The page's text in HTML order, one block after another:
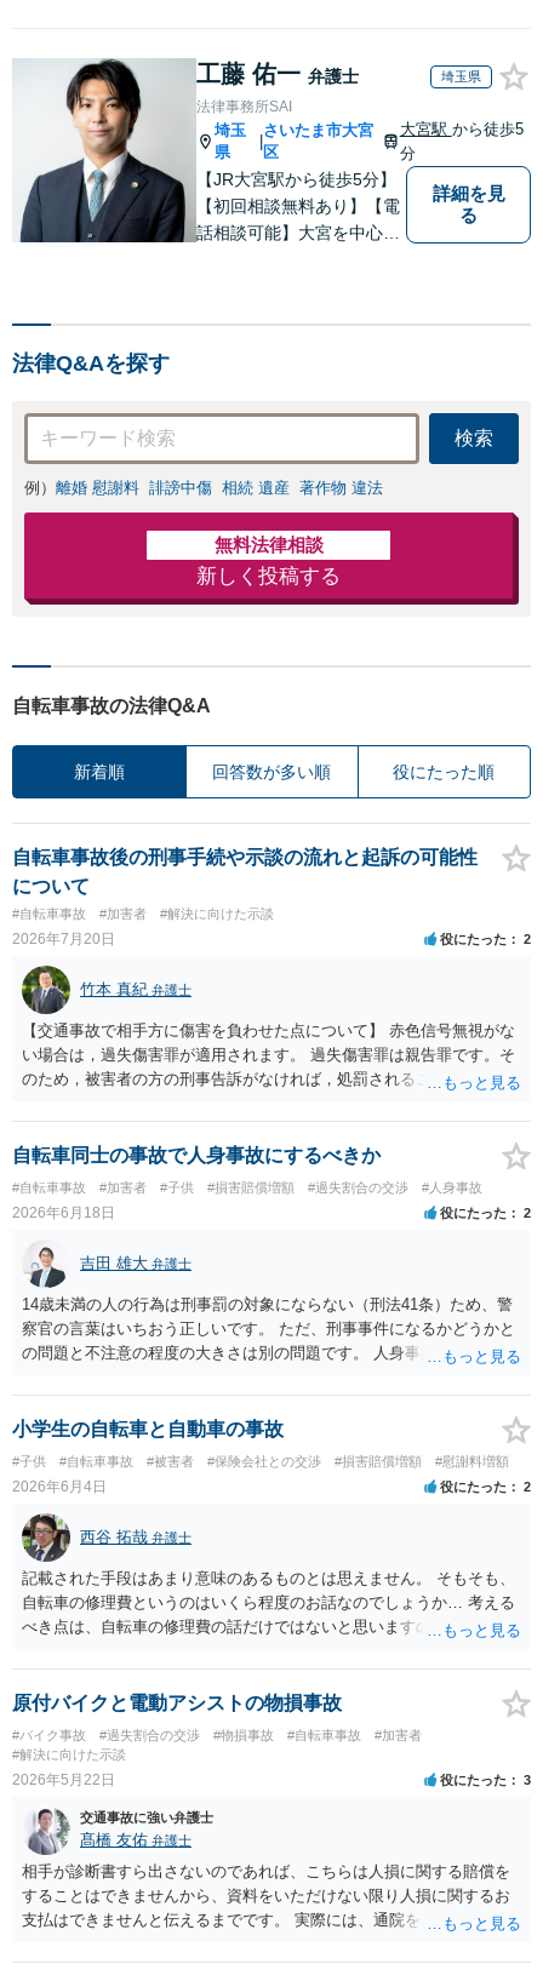
工藤 佑一 弁護士 埼玉県
法律事務所SAI
埼玉
県
さいたま市大宮
区
大宮駅 から徒歩5
分
【JR大宮駅から徒歩5分】
【初回相談無料あり】【電
話相談可能】大宮を中心
詳細を見
る
法律Q&Aを探す
検索
例） 離婚 慰謝料 誹謗中傷 相続 遺産 著作物 違法
無料法律相談
新しく投稿する
自転車事故の法律Q&A
新着順 回答数が多い順 役にたった順
自転車事故後の刑事手続や示談の流れと起訴の可能性
について
#自転車事故 #加害者 #解決に向けた示談
2026年7月20日 役にたった 2
竹本 真紀 弁護士
【交通事故で相手方に傷害を負わせた点について】 赤色信号無視がな
い場合は，過失傷害罪が適用されます。 過失傷害罪は親告罪です。そ
のため，被害者の方の刑事告訴がなければ，処罰されることはありま
あれば，示談が成立すれば告訴をすることはないと思います。 したが
いまして，被害者との示談を優先し，これにより告訴がない状態とす
れば，刑事処分を受けることはなくなります。 一方，赤色信号無視が
あった場合は，少し複雑になります。 単純に過失傷害罪と判断される
のであれば，赤色信号無視がない場合と同じで，親告罪となります
（結論は上記と同じです。）。 ただ，赤信号無視（といっても，本件
では殊更無視にはなりません。看過です）は過失の中でも重大なもの
ですから，重過失致傷罪が成立すると判断される場合もあり得ると思
います。重過失致傷罪は親告罪ではありません。 もっとも，自転車よ
り重い自動車の場合には，過失運転致傷罪であっても，「傷害が軽い
場合には，情状により，その刑を免除することができる」との規定が
あります。したがいまして，不起訴にされる可能性が大きくなるので
す。 そうすると自転車でも同様に考えられ，２週間の怪我であれば，
被害者の意思により不起訴につながる可能性が大きくなるでしょう。
やはり示談交渉は大事になると思います。
自転車同士の事故で人身事故にするべきか
#自転車事故 #加害者 #子供 #損害賠償増額 #過失割合の交渉 #人身事故
2026年6月18日 役にたった 2
吉田 雄大 弁護士
14歳未満の人の行為は刑事罰の対象にならない（刑法41条）ため、警
察官の言葉はいちおう正しいです。 ただ、刑事事件になるかどうかと
の問題と不注意の程度の大きさは別の問題です。 人身事故の届出を行
はありません。
小学生の自転車と自動車の事故
#子供 #自転車事故 #被害者 #保険会社との交渉 #損害賠償増額 #慰謝料増額
2026年6月4日 役にたった 2
西谷 拓哉 弁護士
記載された手段はあまり意味のあるものとは思えません。 そもそも、
自転車の修理費というのはいくら程度のお話なのでしょうか… 考える
べき点は、自転車の修理費の話だけではないと思いますので、 一度、
原付バイクと電動アシストの物損事故
#バイク事故 #過失割合の交渉 #物損事故 #自転車事故
#加害者
#解決に向けた示談
2026年5月22日 役にたった 3
交通事故に強い弁護士
髙橋 友佑 弁護士
相手が診断書すら出さないのであれば、こちらは人損に関する賠償を
することはできませんから、資料をいただけない限り人損に関するお
支払はできませんと伝えるまでです。 実際には、通院をしていないか
も、まずは相手方に修理の見積書を出していただくことになります。